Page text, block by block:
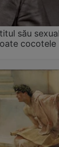
său
cocotele